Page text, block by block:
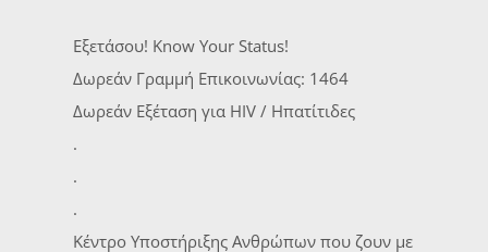
Εξετάσου! Know Your Status!
Δωρεάν Γραμμή Επικοινωνίας: 1464
Δωρεάν Εξέταση για HIV / Ηπατίτιδες
.
.
.
Κέντρο Υποστήριξης Ανθρώπων που ζουν με